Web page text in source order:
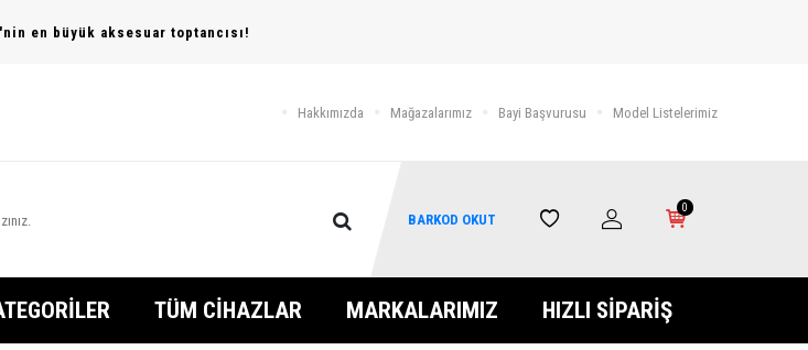
en büyük aksesuar toptancısı!
Hakkımızda Mağazalarımız Bayi Başvurusu Model Listelerimiz
BARKOD OKUT
0
TÜM CİHAZLAR MARKALARIMIZ HIZLI SİPARİŞ